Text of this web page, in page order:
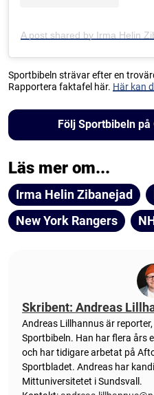
A post shared by Irma Helin
Sportbibeln strävar efter en
Rapportera faktafel här. Här kan
Följ Sportbibeln på
Läs mer om...
Irma Helin Zibanejad
New York Rangers
Skribent: Andreas
Andreas Lillhannus är
Sportbibeln. Han har flera års
och har tidigare arbetat på
Sportbladet. Andreas har
Mittuniversitetet i Sundsvall.